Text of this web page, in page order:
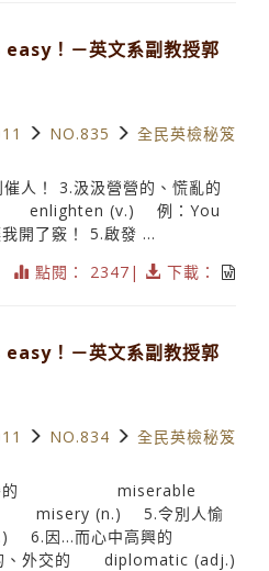
！－英文系副教授郭
NO.835 全民英檢秘笈
人！ 3.汲汲營營的、慌亂的
(v.) 例：You
開了竅！ 5.啟發 ...
點閱： 2347|
下載：
！－英文系副教授郭
NO.834 全民英檢秘笈
慘的 miserable
misery (n.) 5.令別人愉
因…而心中高興的
、外交的 diplomatic (adj.)